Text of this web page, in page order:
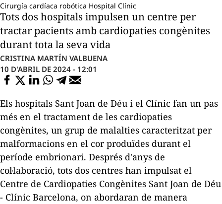
Cirurgía cardíaca robótica Hospital Clínic
Tots dos hospitals impulsen un centre per
tractar pacients amb cardiopaties congènites
durant tota la seva vida
CRISTINA MARTÍN VALBUENA
10 D'ABRIL DE 2024 - 12:01
Els hospitals Sant Joan de Déu i el Clínic fan un pas
més en el tractament de les cardiopaties
congènites, un grup de malalties caracteritzat per
malformacions en el cor produïdes durant el
període embrionari. Després d'anys de
col·laboració, tots dos centres han impulsat el
Centre de Cardiopaties Congènites Sant Joan de Déu
- Clínic Barcelona, on abordaran de manera